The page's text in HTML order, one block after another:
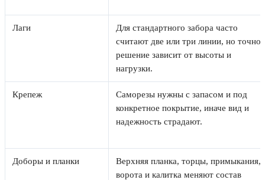
Лаги
Для стандартного забора часто
считают две или три линии, но точное
решение зависит от высоты и
нагрузки.
Крепеж
Саморезы нужны с запасом и под
конкретное покрытие, иначе вид и
надежность страдают.
Доборы и планки
Верхняя планка, торцы, примыкания,
ворота и калитка меняют состав